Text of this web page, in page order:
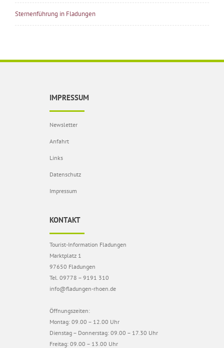
Sternenführung in Fladungen
IMPRESSUM
Newsletter
Anfahrt
Links
Datenschutz
Impressum
KONTAKT
Tourist-Information Fladungen
Marktplatz 1
97650 Fladungen
Tel. 09778 – 9191 310
info@fladungen-rhoen.de
Öffnungszeiten:
Montag: 09.00 – 12.00 Uhr
Dienstag – Donnerstag: 09.00 – 17.30 Uhr
Freitag: 09.00 – 13.00 Uhr